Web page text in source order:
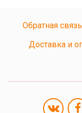
Обратная связь
Доставка и